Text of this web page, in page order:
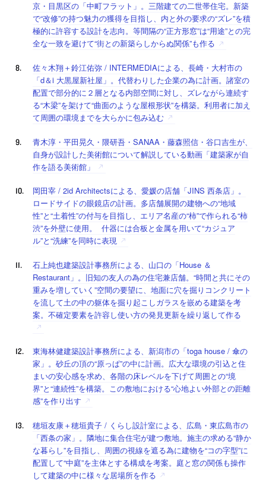
京・目黒区の「中町フラット」。三階建ての二世帯住宅。新築
で“改修”の持つ魅力の獲得を目指し、内と外の要求の“ズレ”を積
極的に許容する設計を志向。等間隔の“正方形窓”は“用途”との完
全な一致を避けて“街との新築らしからぬ関係”も作る
佐々木翔＋鈴江佑弥 / INTERMEDIAによる、長崎・大村市の
「d＆i 大黒屋新社屋」。代替わりした企業の為に計画。諸室の
配置で部分的に２層となる内部空間に対し、ズレながら連続す
る“木梁”を架けて“曲面のような屋根形状”を構築。利用者に加え
て周囲の環境までを大らかに包み込む
青木淳・平田晃久・隈研吾・SANAA・藤森照信・谷口吉生が、
自身が設計した美術館について解説している動画「建築家が自
作を語る美術館」
岡田宰 / 2id Architectsによる、愛媛の店舗「JINS 西条店」。
ロードサイドの眼鏡店の計画。多店舗展開の建物への“地域
性”と“土着性”の付与を目指し、エリア名産の“柿”で作られる“柿
渋”を外壁に使用。 什器には合板と金属を用いて“カジュア
ル”と“洗練”を同時に表現
石上純也建築設計事務所による、山口の「House ＆
Restaurant」。旧知の友人の為の住宅兼店舗。“時間と共にその
重みを増していく”空間の要望に、地面に穴を掘りコンクリート
を流して土の中の躯体を掘り起こしガラスを嵌める建築を考
案。不確定要素を許容し使い方の発見更新を繰り返して作る
東海林健建築設計事務所による、新潟市の「toga house / 傘の
家」。砂丘の頂の“原っぱ”の中に計画。広大な環境の引込と住
まいの安心感を求め、各階の床レベルを下げて周囲との“境
界”と“連続性”を構築。この敷地における“心地よい外部との距離
感”を作り出す
穂垣友康＋穂垣貴子 / くらし設計室による、広島・東広島市の
「西条の家」。隣地に集合住宅が建つ敷地。施主の求める“静か
な暮らし”を目指し、周囲の視線を遮る為に建物を“コの字型”に
配置して“中庭”を主体とする構成を考案。庭と窓の関係も操作
して建築の中に様々な居場所を作る